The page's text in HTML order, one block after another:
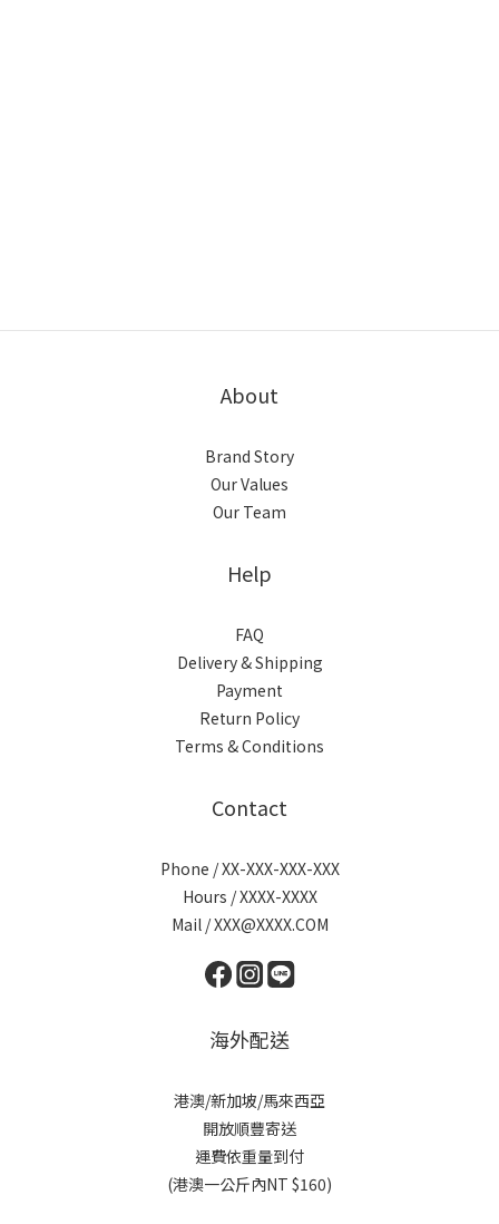
About
Brand Story
Our Values
Our Team
Help
FAQ
Delivery & Shipping
Payment
Return Policy
Terms & Conditions
Contact
Phone / XX-XXX-XXX-XXX
Hours / XXXX-XXXX
Mail / XXX@XXXX.COM
海外配送
港澳/新加坡/馬來西亞
開放順豐寄送
運費依重量到付
(港澳一公斤內NT $160)